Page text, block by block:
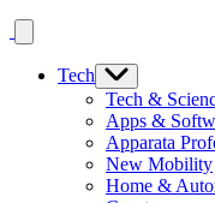
Tech
Tech &
Apps &
Apparata
New Mobility
Home &